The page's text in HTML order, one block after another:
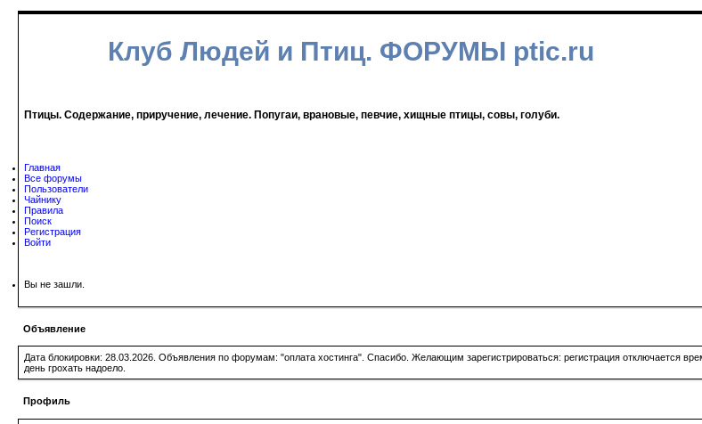
Клуб Людей и Птиц. ФОРУМЫ ptic.ru
Птицы. Содержание, приручение, лечение. Попугаи, врановые, певчие, хищные птицы, совы, голуби.
Главная
Все форумы
Пользователи
Чайнику
Правила
Поиск
Регистрация
Войти
Вы не зашли.
Объявление
Дата блокировки: 28.03.2026. Объявления по форумам: "оплата хостинга". Спасибо. Желающим зарегистрироваться: регистрация отключается
день грохать надоело.
Профиль